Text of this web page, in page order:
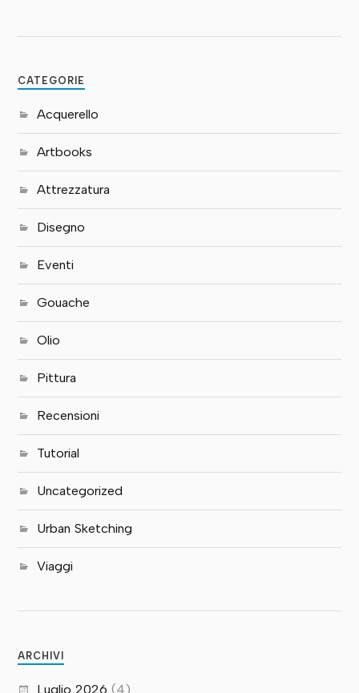
CATEGORIE
Acquerello
Artbooks
Attrezzatura
Disegno
Eventi
Gouache
Olio
Pittura
Recensioni
Tutorial
Uncategorized
Urban Sketching
Viaggi
ARCHIVI
Luglio 2026 (4)